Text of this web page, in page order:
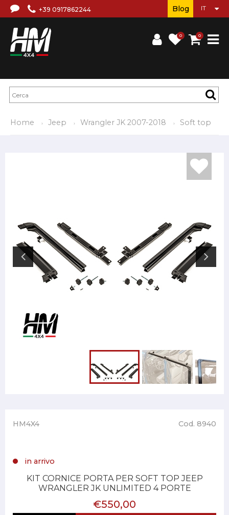
+39 0917862244
0 0
Blog
Home Jeep Wrangler JK 2007-2018 Soft top
HM4X4 Cod. 8940
in arrivo
KIT CORNICE PORTA PER SOFT TOP JEEP
WRANGLER JK UNLIMITED 4 PORTE
€550,00